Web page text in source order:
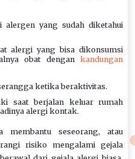
alergen yang sudah diketahui
alergi yang bisa dikonsumsi
obat dengan kandungan
ketika beraktivitas.
saat berjalan keluar rumah
alergi kontak.
membantu seseorang, atau
risiko mengalami gejala